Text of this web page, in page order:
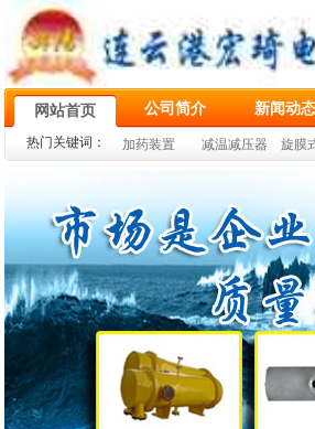
网站首页 公司简介 新闻动态
热门关键词： 加药装置 减温减压器 旋膜